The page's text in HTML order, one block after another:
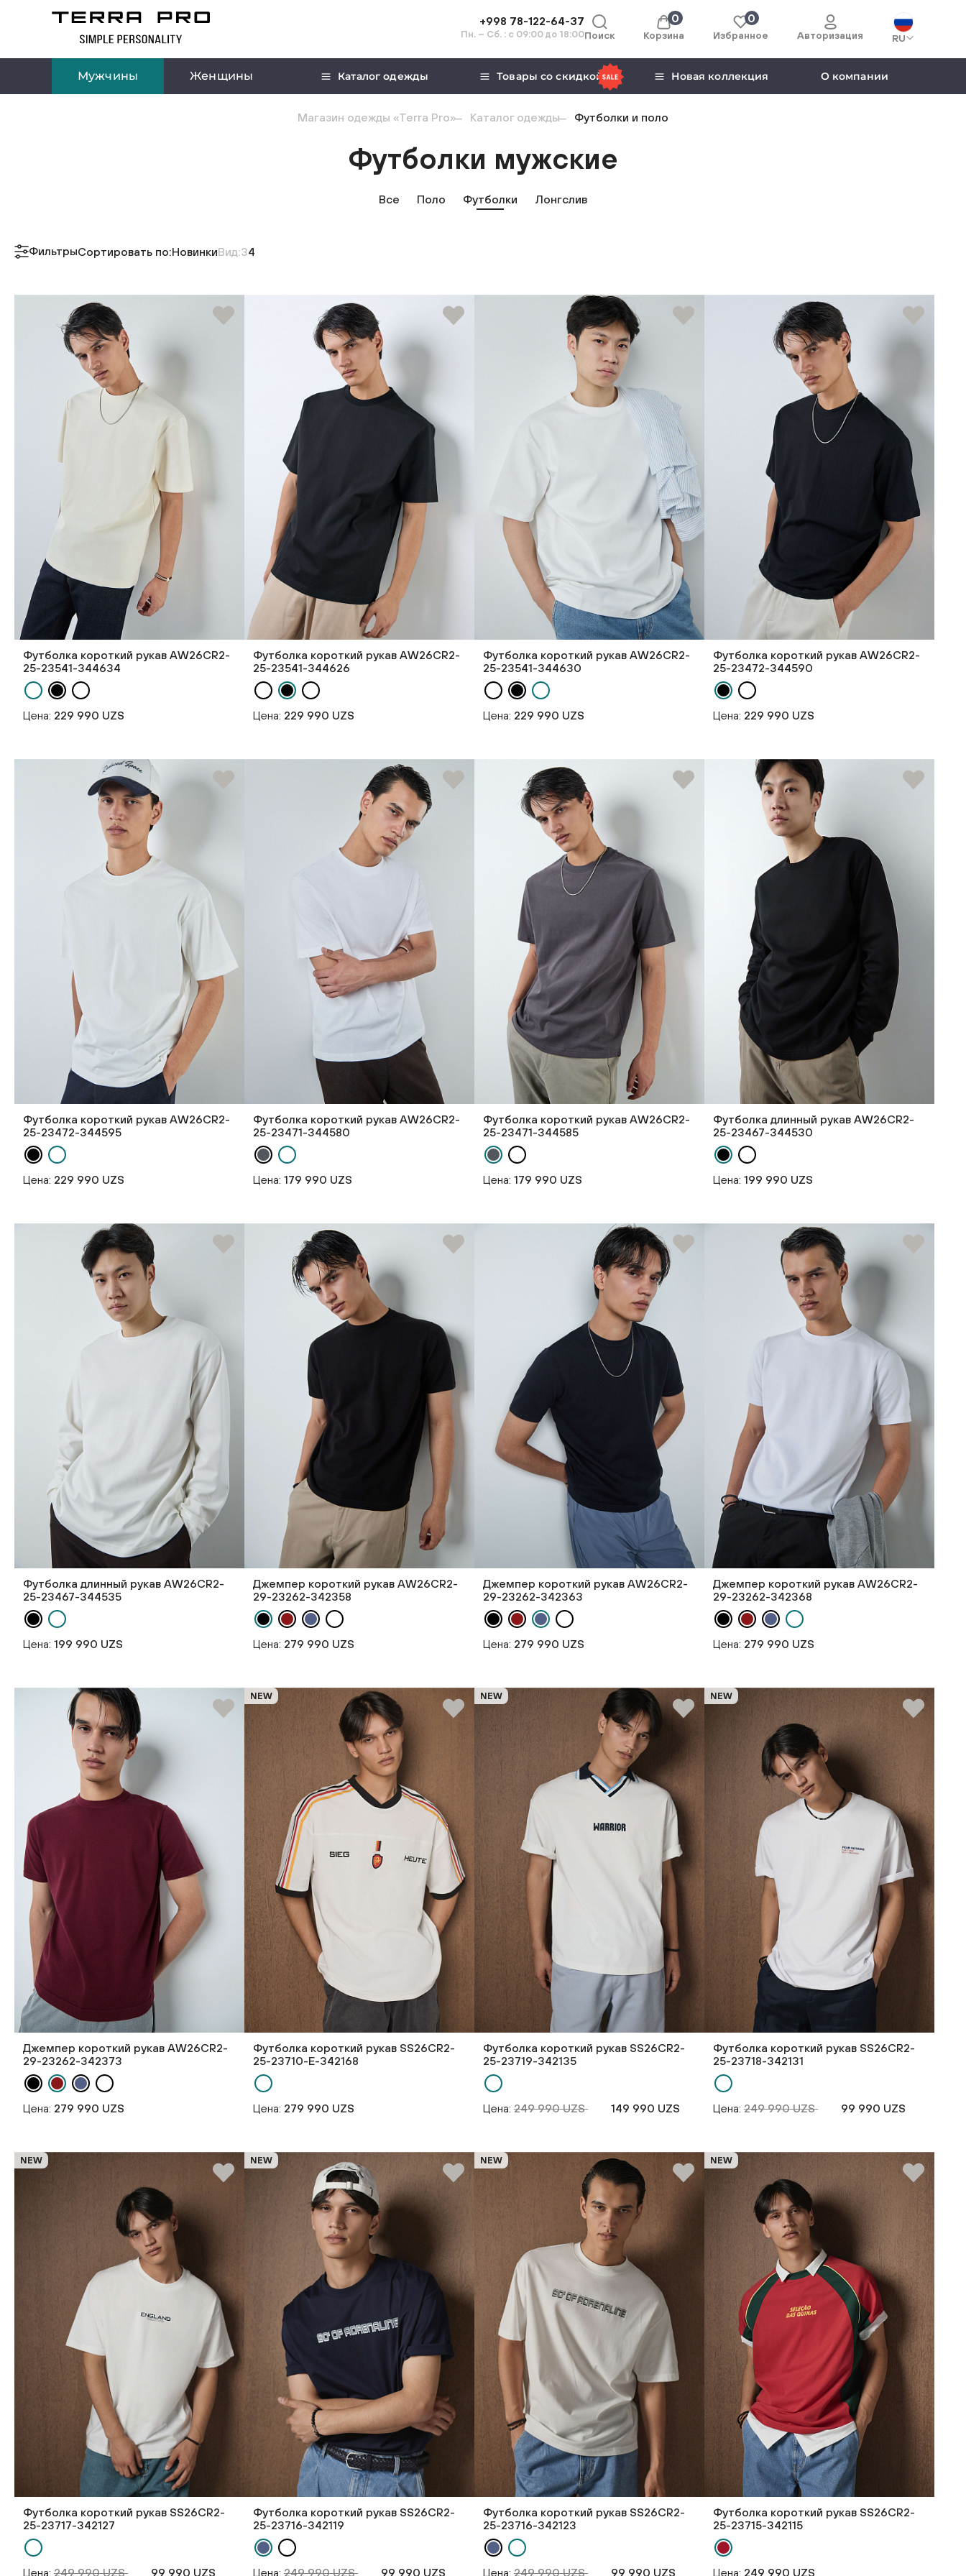
+998 78-122-64-37
Пн. – Сб. : с 09:00 до 18:00Поиск Корзина
0 0
Избранное Авторизация RU
Мужчины Женщины Каталог одежды Товары со скидкой Новая коллекция О компании
Магазин одежды «Terra Pro» Каталог одежды Футболки и поло
Футболки мужские
Все Поло Футболки Лонгслив
ФильтрыСортировать по:НовинкиВид:34
Футболка короткий рукав AW26CR2-
25-23541-344634
Цена: 229 990 UZS
Футболка короткий рукав AW26CR2-
25-23541-344626
Цена: 229 990 UZS
Футболка короткий рукав AW26CR2-
25-23541-344630
Цена: 229 990 UZS
Футболка короткий рукав AW26CR2-
25-23472-344590
Цена: 229 990 UZS
Футболка короткий рукав AW26CR2-
25-23472-344595
Цена: 229 990 UZS
Футболка короткий рукав AW26CR2-
25-23471-344580
Цена: 179 990 UZS
Футболка короткий рукав AW26CR2-
25-23471-344585
Цена: 179 990 UZS
Футболка длинный рукав AW26CR2-
25-23467-344530
Цена: 199 990 UZS
Футболка длинный рукав AW26CR2-
25-23467-344535
Цена: 199 990 UZS
Джемпер короткий рукав AW26CR2-
29-23262-342358
Цена: 279 990 UZS
Джемпер короткий рукав AW26CR2-
29-23262-342363
Цена: 279 990 UZS
Джемпер короткий рукав AW26CR2-
29-23262-342368
Цена: 279 990 UZS
Джемпер короткий рукав AW26CR2-
29-23262-342373
Цена: 279 990 UZS
NEW
Футболка короткий рукав SS26CR2-
25-23710-E-342168
Цена: 279 990 UZS
NEW
Футболка короткий рукав SS26CR2-
25-23719-342135
Цена: 249 990 UZS 149 990 UZS
NEW
Футболка короткий рукав SS26CR2-
25-23718-342131
Цена: 249 990 UZS 99 990 UZS
NEW
Футболка короткий рукав SS26CR2-
25-23717-342127
Цена: 249 990 UZS 99 990 UZS
NEW
Футболка короткий рукав SS26CR2-
25-23716-342119
Цена: 249 990 UZS 99 990 UZS
NEW
Футболка короткий рукав SS26CR2-
25-23716-342123
Цена: 249 990 UZS 99 990 UZS
NEW
Футболка короткий рукав SS26CR2-
25-23715-342115
Цена: 249 990 UZS